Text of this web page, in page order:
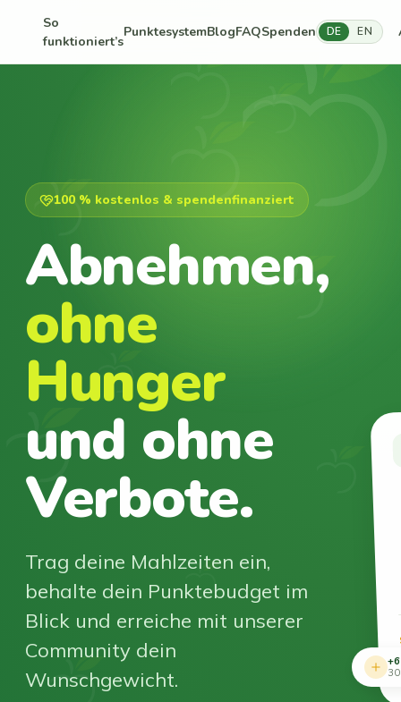
So
funktioniert’s
PunktesystemBlogFAQSpenden DE EN
100 % kostenlos & spendenfinanziert
Abnehmen,
ohne
Hunger
und ohne
Verbote.
Trag deine Mahlzeiten ein,
behalte dein Punktebudget im
Blick und erreiche mit unserer
Community dein
Wunschgewicht.